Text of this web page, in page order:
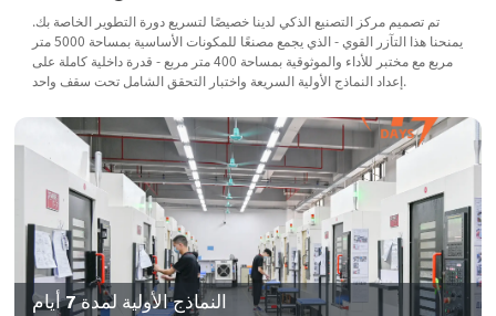
تم تصميم مركز التصنيع الذكي لدينا خصيصًا لتسريع دورة التطوير الخاصة بك.
يمنحنا هذا التآزر القوي - الذي يجمع مصنعًا للمكونات الأساسية بمساحة 5000 متر
مربع مع مختبر للأداء والموثوقية بمساحة 400 متر مربع - قدرة داخلية كاملة على
إعداد النماذج الأولية السريعة واختبار التحقق الشامل تحت سقف واحد.
النماذج الأولية لمدة 7 أيام